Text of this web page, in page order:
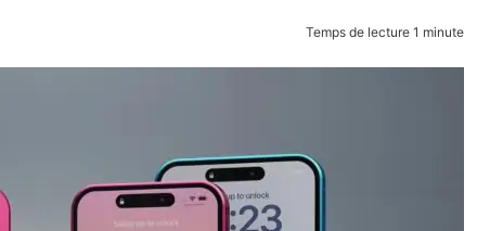
Temps de lecture 1 minute